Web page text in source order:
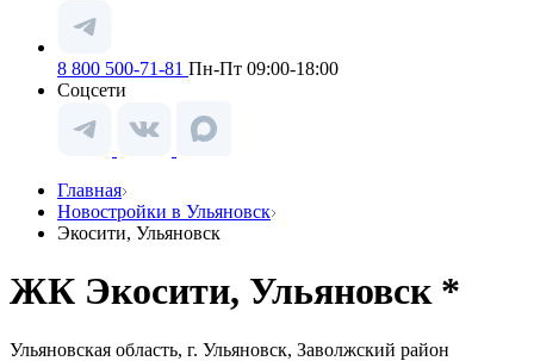
8 800 500-71-81 Пн-Пт 09:00-18:00
Соцсети
Главная
Новостройки в Ульяновск
Экосити, Ульяновск
ЖК Экосити, Ульяновск *
Ульяновская область, г. Ульяновск, Заволжский район